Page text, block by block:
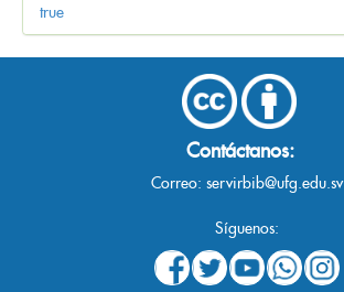
true
Contáctanos:
Correo: servirbib@ufg.edu.sv
Síguenos: